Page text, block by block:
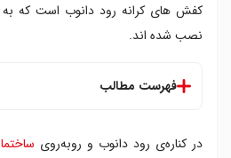
کفش های کرانه رود دانوب است که به
نصب شده اند.
فهرست مطالب
در کناره‌ی رود دانوب و روبه‌روی